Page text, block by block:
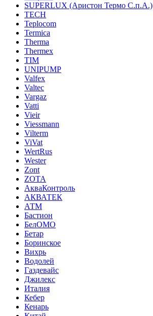
SUPERLUX (Аристон Термо С.п.А.)
TECH
Teplocom
Termica
Therma
Thermex
TIM
UNIPUMP
Valfex
Valtec
Vargaz
Vatti
Vieir
Viessmann
Vilterm
ViVat
WertRus
Wester
Zont
ZOTA
АкваКонтроль
АКВАТЕК
АТМ
Бастион
БелОМО
Бетар
Боринское
Вихрь
Водолей
Газдевайс
Джилекс
Италия
Кебер
Кенарь